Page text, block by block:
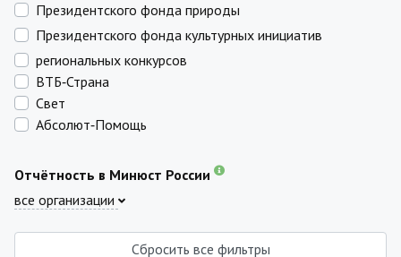
Президентского фонда природы
Президентского фонда культурных инициатив
региональных конкурсов
ВТБ‑Страна
Свет
Абсолют‑Помощь
Отчётность в Минюст России
все организации
Сбросить все фильтры